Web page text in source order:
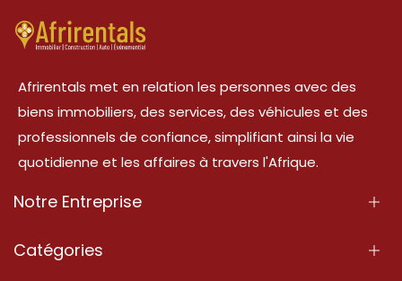
Afrirentals met en relation les personnes avec des
biens immobiliers, des services, des véhicules et des
professionnels de confiance, simplifiant ainsi la vie
quotidienne et les affaires à travers l'Afrique.
Notre Entreprise
À Propos
Catégories